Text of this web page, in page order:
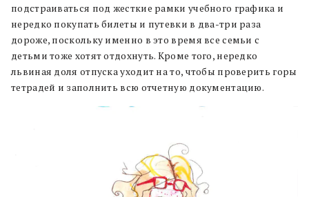
подстраиваться под жесткие рамки учебного графика и
нередко покупать билеты и путевки в два-три раза
дороже, поскольку именно в это время все семьи с
детьми тоже хотят отдохнуть. Кроме того, нередко
львиная доля отпуска уходит на то, чтобы проверить горы
тетрадей и заполнить всю отчетную документацию.